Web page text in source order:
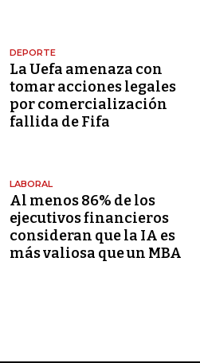
DEPORTE
La Uefa amenaza con
tomar acciones legales
por comercialización
fallida de Fifa
LABORAL
Al menos 86% de los
ejecutivos financieros
consideran que la IA es
más valiosa que un MBA